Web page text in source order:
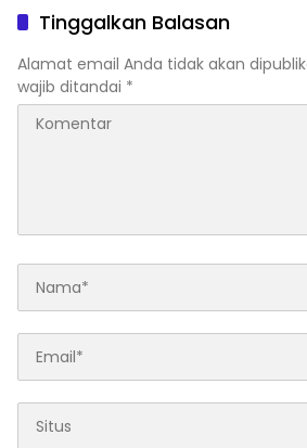
Tolo, Hadirkan CAKRAWALA
sebagai Pusat Literasi
Masyarakat
Tinggalkan Balasan
Alamat email Anda tidak akan
wajib ditandai *